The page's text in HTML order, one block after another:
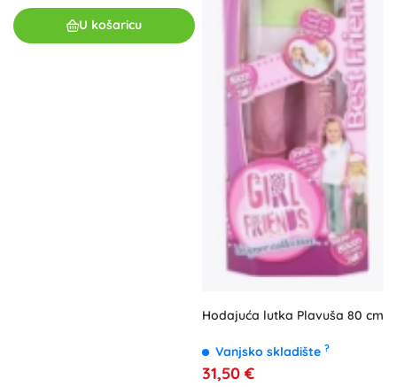
U košaricu
Hodajuća lutka Plavuša 80 cm
Vanjsko skladište ?
31,50 €